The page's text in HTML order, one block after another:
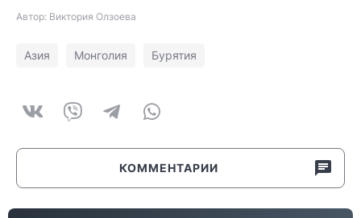
Автор: Виктория Олзоева
Азия Монголия Бурятия
КОММЕНТАРИИ